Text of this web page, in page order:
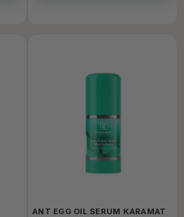
ANT EGG OIL SERUM KARAMAT